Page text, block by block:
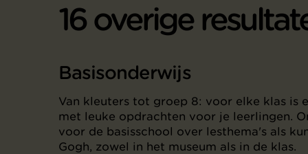
16 overige
Basisonderwijs
Van kleuters tot groep 8: voor elke klas is
met leuke opdrachten voor je leerlingen.
voor de basisschool over lesthema's als
Gogh, zowel in het museum als in de klas.